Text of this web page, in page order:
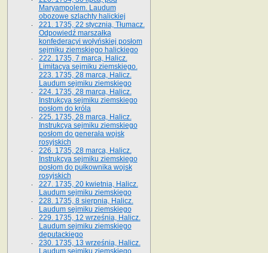
Maryampolem. Laudum
obozowe szlachty halickiej
221. 1735, 22 stycznia, Tłumacz.
Odpowiedź marszałka
konfederacyi wołyńskiej posłom
sejmiku ziemskiego halickiego
222. 1735, 7 marca, Halicz.
Limitacya sejmiku ziemskiego.
223. 1735, 28 marca, Halicz.
Laudum sejmiku ziemskiego
224. 1735, 28 marca, Halicz.
Instrukcya sejmiku ziemskiego
posłom do króla
225. 1735, 28 marca, Halicz.
Instrukcya sejmiku ziemskiego
posłom do generała wojsk
rosyjskich
226. 1735, 28 marca, Halicz.
Instrukcya sejmiku ziemskiego
posłom do pułkownika wojsk
rosyjskich
227. 1735, 20 kwietnia, Halicz.
Laudum sejmiku ziemskiego
228. 1735, 8 sierpnia, Halicz.
Laudum sejmiku ziemskiego
229. 1735, 12 września, Halicz.
Laudum sejmiku ziemskiego
deputackiego
230. 1735, 13 września, Halicz.
Laudum sejmiku ziemskiego